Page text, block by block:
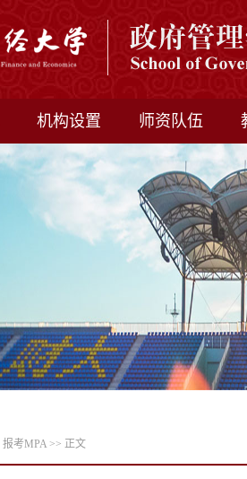
机构设置 师资队伍
报考MPA >> 正文